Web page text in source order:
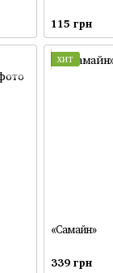
115 грн
ХИТ
«Самайн»
339 грн